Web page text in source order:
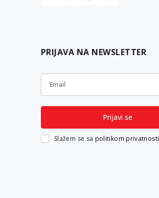
PRIJAVA NA NEWSLETTER
Email
Prijavi se
Slažem se sa politikom privatnosti